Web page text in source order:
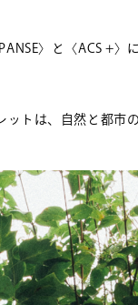
〉と〈ACS +〉
ットは、自然と都市